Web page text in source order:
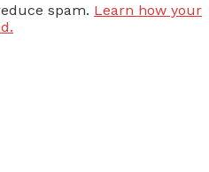
spam. Learn how your